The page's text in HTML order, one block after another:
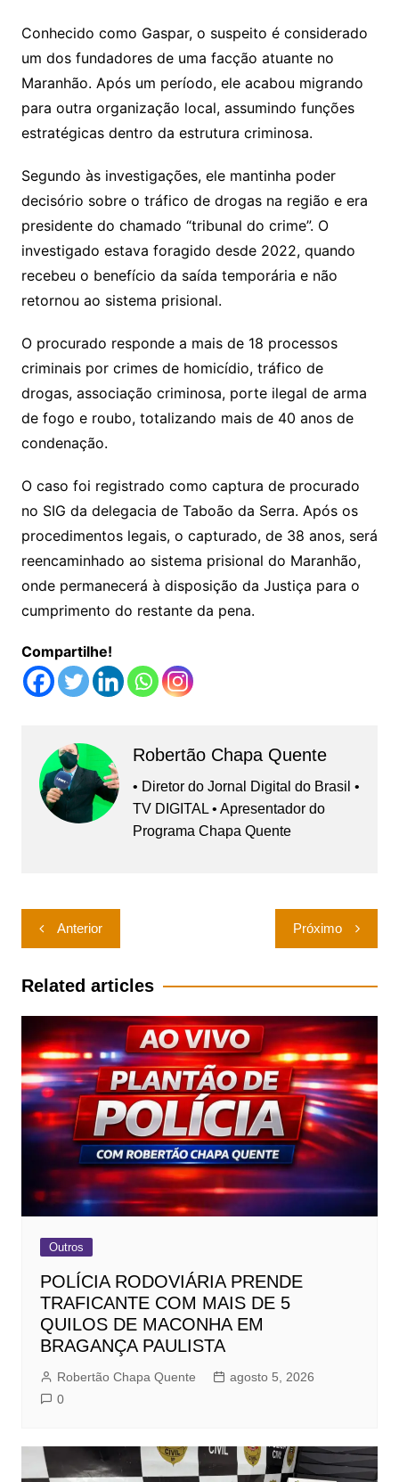
Conhecido como Gaspar, o suspeito é considerado
um dos fundadores de uma facção atuante no
Maranhão. Após um período, ele acabou migrando
para outra organização local, assumindo funções
estratégicas dentro da estrutura criminosa.
Segundo às investigações, ele mantinha poder
decisório sobre o tráfico de drogas na região e era
presidente do chamado “tribunal do crime”. O
investigado estava foragido desde 2022, quando
recebeu o benefício da saída temporária e não
retornou ao sistema prisional.
O procurado responde a mais de 18 processos
criminais por crimes de homicídio, tráfico de
drogas, associação criminosa, porte ilegal de arma
de fogo e roubo, totalizando mais de 40 anos de
condenação.
O caso foi registrado como captura de procurado
no SIG da delegacia de Taboão da Serra. Após os
procedimentos legais, o capturado, de 38 anos, será
reencaminhado ao sistema prisional do Maranhão,
onde permanecerá à disposição da Justiça para o
cumprimento do restante da pena.
Compartilhe!
Robertão Chapa Quente
• Diretor do Jornal Digital do Brasil •
TV DIGITAL • Apresentador do
Programa Chapa Quente
Navegação
de
Post
Anterior Próximo
Related articles
Outros
POLÍCIA RODOVIÁRIA PRENDE
TRAFICANTE COM MAIS DE 5
QUILOS DE MACONHA EM
BRAGANÇA PAULISTA
Robertão Chapa Quente
agosto 5, 2026
0